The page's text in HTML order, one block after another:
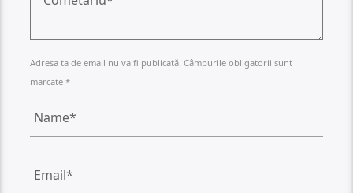
Adresa ta de email nu va fi publicată. Câmpurile obligatorii sunt
marcate *